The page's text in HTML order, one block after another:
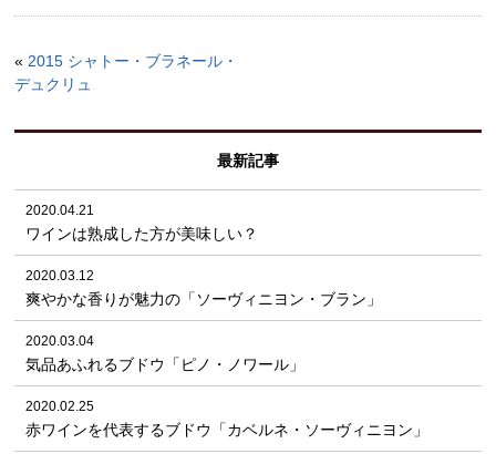
«2015 シャトー・ブラネール・
デュクリュ
最新記事
2020.04.21
ワインは熟成した方が美味しい？
2020.03.12
爽やかな香りが魅力の「ソーヴィニヨン・ブラン」
2020.03.04
気品あふれるブドウ「ピノ・ノワール」
2020.02.25
赤ワインを代表するブドウ「カベルネ・ソーヴィニヨン」